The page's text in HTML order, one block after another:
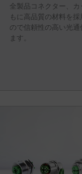
全製品コネクター、カ
もに高品質の材料を
ので信頼性の高い光通
ます。